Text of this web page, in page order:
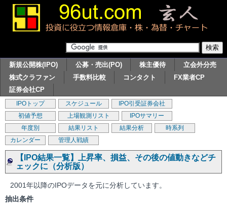
新規公開株(IPO) 公募・売出(PO) 株主優待
立会外分売
株式クラファン
手数料比較 コンタクト
FX業者CP
証券会社CP
IPOトップ スケジュール
IPO引受証券会社
初値予想
上場観測リスト
IPOサマリー
年度別
結果リスト 結果分析
時系列
カレンダー
管理人戦績
【IPO結果一覧】上昇率、損益、その後の値動きなどチ
ェックに（分析版）
2001年以降のIPOデータを元に分析しています。
抽出条件